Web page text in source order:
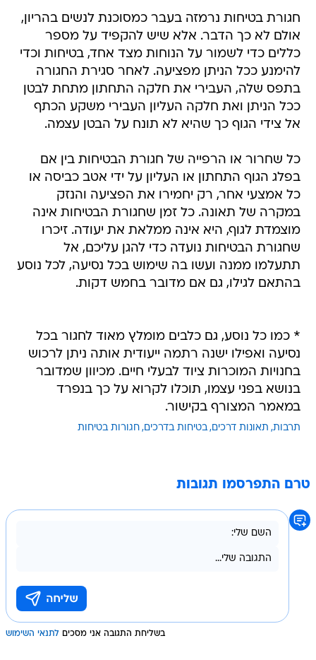
חגורת בטיחות נרמזה בעבר כמסוכנת לנשים בהריון,
אולם לא כך הדבר. אלא שיש להקפיד על מספר
כללים כדי לשמור על הנוחות מצד אחד, בטיחות וכדי
להימנע ככל הניתן מפציעה. לאחר סגירת החגורה
בתפס שלה, העבירי את חלקה התחתון מתחת לבטן
ככל הניתן ואת חלקה העליון העבירי משקע הכתף
אל צידי הגוף כך שהיא לא תונח על הבטן עצמה.
כל שחרור או הרפייה של חגורת הבטיחות בין אם
בפלג הגוף התחתון או העליון על ידי אטב כביסה או
כל אמצעי אחר, רק יחמירו את הפציעה והנזק
במקרה של תאונה. כל זמן שחגורת הבטיחות אינה
מוצמדת לגוף, היא אינה ממלאת את יעודה. זיכרו
שחגורת הבטיחות נועדה כדי להגן עליכם, אל
תתעלמו ממנה ועשו בה שימוש בכל נסיעה, לכל נוסע
בהתאם לגילו, גם אם מדובר בחמש דקות.
* כמו כל נוסע, גם כלבים מומלץ מאוד לחגור בכל
נסיעה ואפילו ישנה רתמה ייעודית אותה ניתן לרכוש
בחנויות המוכרות ציוד לבעלי חיים. מכיוון שמדובר
בנושא בפני עצמו, תוכלו לקרוא על כך בנפרד
במאמר המצורף בקישור.
תרבות תאונות דרכים בטיחות בדרכים חגורות בטיחות
טרם התפרסמו תגובות
בשליחת התגובה אני מסכים לתנאי השימוש